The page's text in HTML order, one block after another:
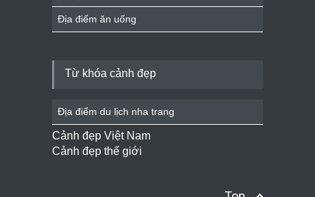
Địa điểm ăn uống
Từ khóa cảnh đẹp
Địa điểm du lịch nha trang
Cảnh đẹp Việt Nam
Cảnh đẹp thế giới